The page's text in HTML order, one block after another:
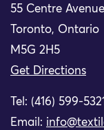
55 Centre Avenue
Toronto, Ontario
M5G 2H5
Get Directions
Tel: (416) 599-5321
Email: